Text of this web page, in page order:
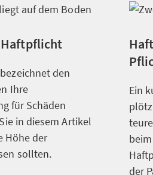
Haftpflicht
den
Ihre
für Schäden
in diesem Artikel
Höhe der
sollten.
Ein
der